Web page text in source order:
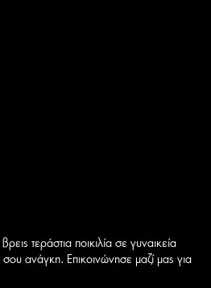
τεράστια ποικιλία σε γυναικεία
ανάγκη. Επικοινώνησε μαζί μας για